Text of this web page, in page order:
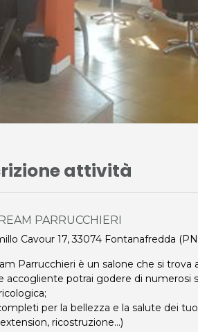
attività
PARRUCCHIERI
Cavour 17, 33074 Fontanafredda
Parrucchieri è un salone che si trova
accogliente potrai godere di numerosi
per la bellezza e la salute dei
ricostruzione...)